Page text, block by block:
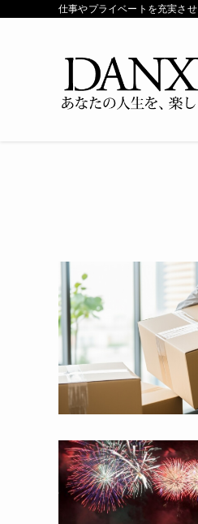
仕事やプライベートを充実さ